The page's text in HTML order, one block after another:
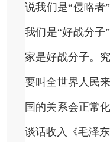
说我们是“侵略者
我们是“好战分子
家是好战分子。
要叫全世界人民
国的关系会正常
谈话收入《毛泽